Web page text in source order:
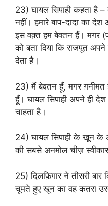
23) घायल सिपाही कहता है
नहीं। हमारे बाप-दादा का
इस वक़्त हम बेवतन हैं। मगर
को बता दिया कि राजपूत
देता है।
23) मैं बेवतन हूँ, मगर ग़नीमत
हूँ। घायल सिपाही अपने ही देश
चाहता है।
24) घायल सिपाही के खून के
की सबसे अनमोल चीज़
25) दिलफ़िगार ने तीसरी
चूमते हुए खून का वह कतरा